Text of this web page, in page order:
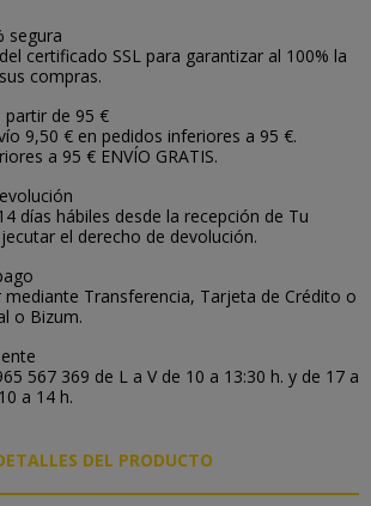
segura
certificado SSL para garantizar al 100% la
compras.
partir de 95 €
9,50 € en pedidos inferiores a 95 €.
a 95 € ENVÍO GRATIS.
días hábiles desde la recepción de Tu
el derecho de devolución.
mediante Transferencia, Tarjeta de Crédito o
o Bizum.
567 369 de L a V de 10 a 13:30 h. y de 17 a
a 14 h.
DEL PRODUCTO